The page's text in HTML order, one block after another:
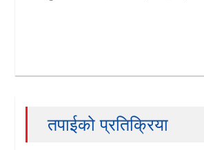
तपाईको प्रतिक्रिया